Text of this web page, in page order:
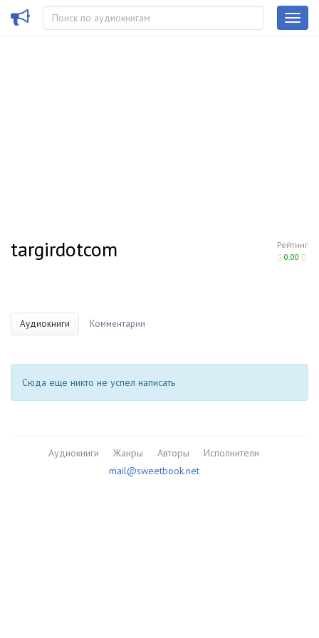
Рейтинг
0.00
targirdotcom
Аудиокниги Комментарии
Сюда еще никто не успел написать
Аудиокниги Жанры Авторы
Исполнители
mail@sweetbook.net